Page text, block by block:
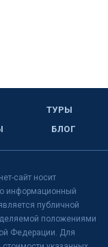
ТУРЫ
БЛОГ
сайт носит
информационный
публичной
положениями
Федерации. Для